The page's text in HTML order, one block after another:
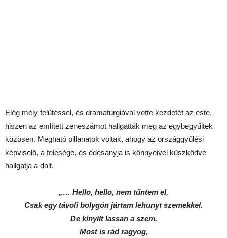
Elég mély felütéssel, és dramaturgiával vette kezdetét az este,
hiszen az említett zeneszámot hallgatták meg az egybegyűltek
közösen. Megható pillanatok voltak, ahogy az országgyűlési
képviselő, a felesége, és édesanyja is könnyeivel küszködve
hallgatja a dalt.
„… Hello, hello, nem tűntem el,
Csak egy távoli bolygón jártam lehunyt szemekkel.
De kinyílt lassan a szem,
Most is rád ragyog,